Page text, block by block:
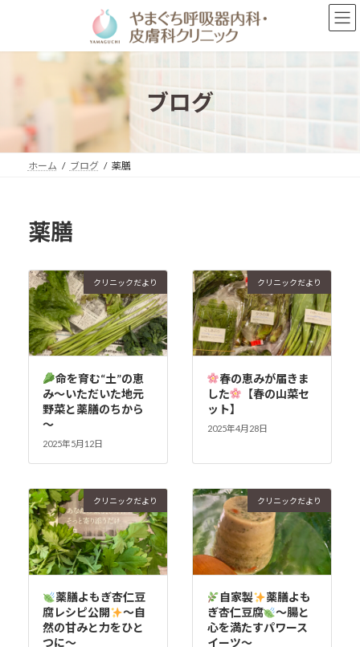
ン
プ
ー
動
ブログ
ホーム ブログ 薬膳
薬膳
クリニックだより
命を育む“土”の恵
み～いただいた地元
野菜と薬膳のちから
～
2025年5月12日
クリニックだより
春の恵みが届きま
した
【春の山菜セ
ット】
2025年4月28日
クリニックだより
薬膳よもぎ杏仁豆
腐レシピ公開
～自
然の甘みと力をひと
つに～
クリニックだより
自家製
薬膳よも
ぎ杏仁豆腐
～腸と
心を満たすパワース
イーツ～